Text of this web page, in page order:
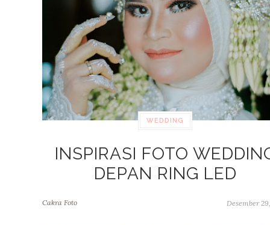
WEDDING
INSPIRASI FOTO
DEPAN RING LED
Cakra Foto Desember